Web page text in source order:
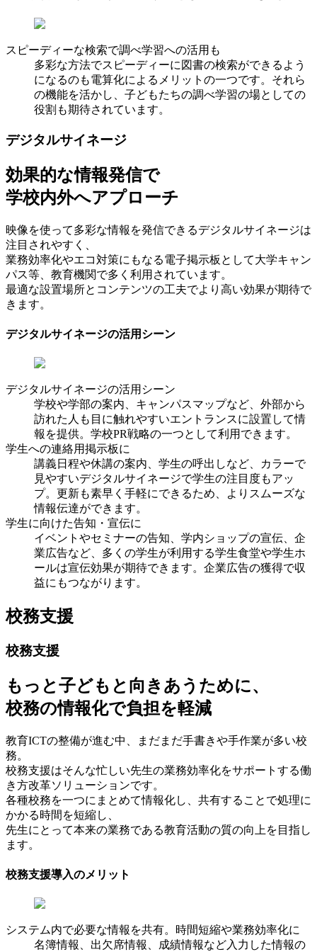
スピーディーな検索で調べ学習への活用も
多彩な方法でスピーディーに図書の検索ができるよう
になるのも電算化によるメリットの一つです。それら
の機能を活かし、子どもたちの調べ学習の場としての
役割も期待されています。
デジタルサイネージ
効果的な情報発信で
学校内外へアプローチ
映像を使って多彩な情報を発信できるデジタルサイネージは
注目されやすく、
業務効率化やエコ対策にもなる電子掲示板として大学キャン
パス等、教育機関で多く利用されています。
最適な設置場所とコンテンツの工夫でより高い効果が期待で
きます。
デジタルサイネージの活用シーン
デジタルサイネージの活用シーン
学校や学部の案内、キャンパスマップなど、外部から
訪れた人も目に触れやすいエントランスに設置して情
報を提供。学校PR戦略の一つとして利用できます。
学生への連絡用掲示板に
講義日程や休講の案内、学生の呼出しなど、カラーで
見やすいデジタルサイネージで学生の注目度もアッ
プ。更新も素早く手軽にできるため、よりスムーズな
情報伝達ができます。
学生に向けた告知・宣伝に
イベントやセミナーの告知、学内ショップの宣伝、企
業広告など、多くの学生が利用する学生食堂や学生ホ
ールは宣伝効果が期待できます。企業広告の獲得で収
益にもつながります。
校務支援
校務支援
もっと子どもと向きあうために、
校務の情報化で負担を軽減
教育ICTの整備が進む中、まだまだ手書きや手作業が多い校
務。
校務支援はそんな忙しい先生の業務効率化をサポートする働
き方改革ソリューションです。
各種校務を一つにまとめて情報化し、共有することで処理に
かかる時間を短縮し、
先生にとって本来の業務である教育活動の質の向上を目指し
ます。
校務支援導入のメリット
システム内で必要な情報を共有。時間短縮や業務効率化に
名簿情報、出欠席情報、成績情報など入力した情報の